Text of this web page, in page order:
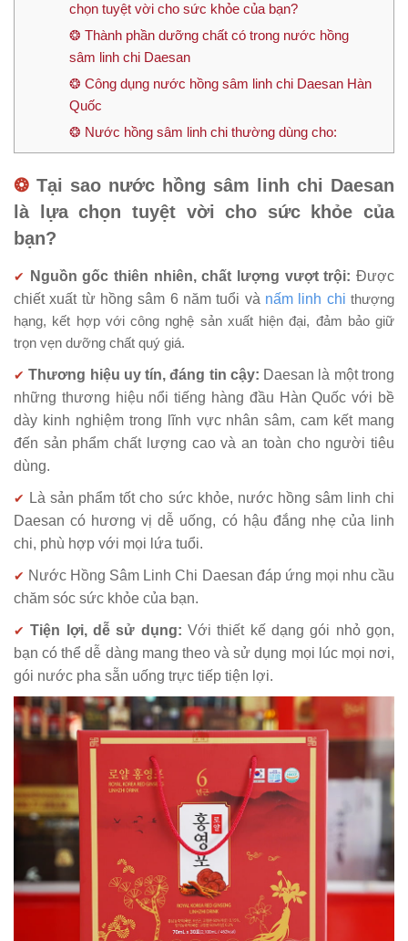
chọn tuyệt vời cho sức khỏe của bạn?
❂ Thành phần dưỡng chất có trong nước hồng
sâm linh chi Daesan
❂ Công dụng nước hồng sâm linh chi Daesan Hàn
Quốc
❂ Nước hồng sâm linh chi thường dùng cho:
❂ Tại sao nước hồng sâm linh chi Daesan
là lựa chọn tuyệt vời cho sức khỏe của
bạn?
✔ Nguồn gốc thiên nhiên, chất lượng vượt trội: Được
chiết xuất từ hồng sâm 6 năm tuổi và nấm linh chi thượng
hạng, kết hợp với công nghệ sản xuất hiện đại, đảm bảo giữ
trọn vẹn dưỡng chất quý giá.
✔Thương hiệu uy tín, đáng tin cậy: Daesan là một trong
những thương hiệu nổi tiếng hàng đầu Hàn Quốc với bề
dày kinh nghiệm trong lĩnh vực nhân sâm, cam kết mang
đến sản phẩm chất lượng cao và an toàn cho người tiêu
dùng.
✔
Là sản phẩm tốt cho sức khỏe, nước hồng sâm linh chi
Daesan có hương vị dễ uống, có hậu đắng nhẹ của linh
chi, phù hợp với mọi lứa tuổi.
✔ Nước Hồng Sâm Linh Chi Daesan đáp ứng mọi nhu cầu
chăm sóc sức khỏe của bạn.
✔Tiện lợi, dễ sử dụng: Với thiết kế dạng gói nhỏ gọn,
bạn có thể dễ dàng mang theo và sử dụng mọi lúc mọi nơi,
gói nước pha sẵn uống trực tiếp tiện lợi.